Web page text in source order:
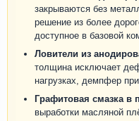
закрываются без
решение из более
доступное в базовой
Ловители из
толщина исключает
нагрузках, демпфер
Графитовая смазка в
выработки масляной